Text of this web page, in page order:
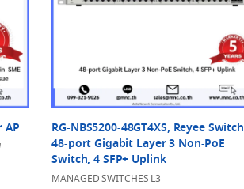
AP
RG-NBS5200-48GT4XS, Reyee Switch
48-port Gigabit Layer 3 Non-PoE
Switch, 4 SFP+ Uplink
MANAGED SWITCHES L3